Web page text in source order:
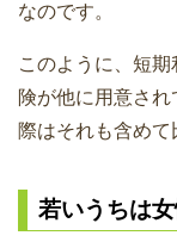
なのです。
このように、短
険が他に用意さ
際はそれも含めて
若いうちは